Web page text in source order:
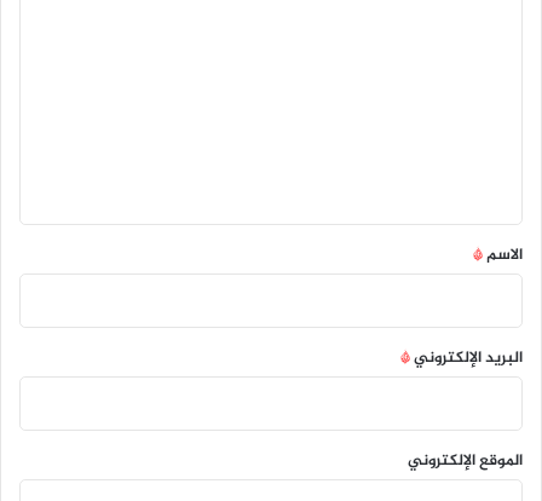
*
الاسم*
البريد الإلكتروني*
الموقع الإلكتروني